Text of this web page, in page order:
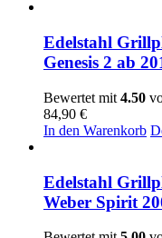
Edelstahl
Genesis 2 ab
Bewertet mit 4.50
84,90 €
In den Warenkorb
Edelstahl
Weber Spirit